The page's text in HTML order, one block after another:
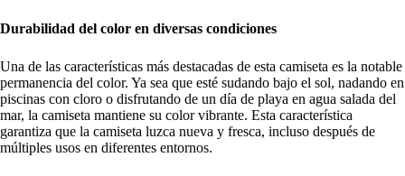
Durabilidad del color en diversas condiciones
Una de las características más destacadas de esta camiseta es la notable
permanencia del color. Ya sea que esté sudando bajo el sol, nadando en
piscinas con cloro o disfrutando de un día de playa en agua salada del
mar, la camiseta mantiene su color vibrante. Esta característica
garantiza que la camiseta luzca nueva y fresca, incluso después de
múltiples usos en diferentes entornos.